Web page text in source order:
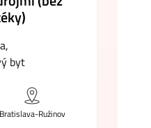
byt
Bratislava-Ružinov